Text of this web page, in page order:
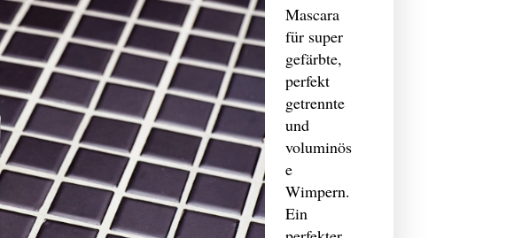
Mascara
für super
gefärbte,
perfekt
getrennte
und
voluminös
e
Wimpern.
Ein